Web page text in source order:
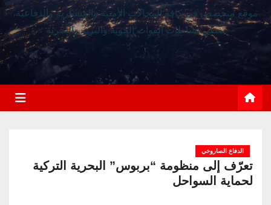
موقع متخصص في كافة المجالات الأمنية والعسكرية والدفاعية،
يغطي نشاطات القوات الجوية والبرية والبحرية
الدفاع الصاروخي
تعرّف إلى منظومة “بربوس” البحرية التركية
لحماية السواحل